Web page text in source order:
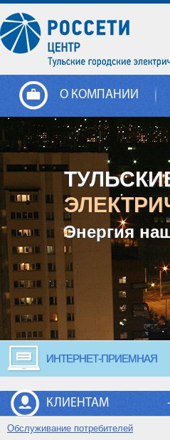
О КОМПАНИИ
Энергия
ИНТЕРНЕТ-ПРИЕМНАЯ
КЛИЕНТАМ
Обслуживание потребителей